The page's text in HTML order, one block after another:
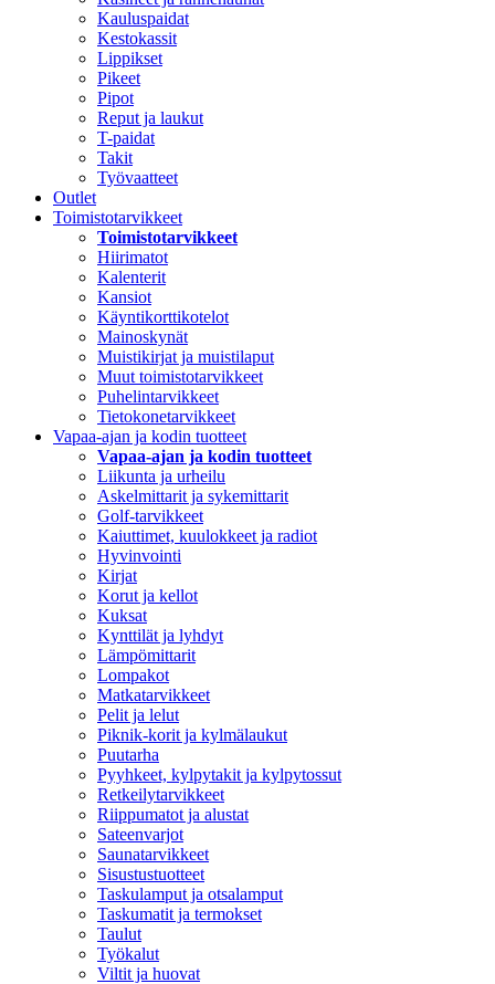
Kauluspaidat
Kestokassit
Lippikset
Pikeet
Pipot
Reput ja laukut
T-paidat
Takit
Työvaatteet
Outlet
Toimistotarvikkeet
Toimistotarvikkeet
Hiirimatot
Kalenterit
Kansiot
Käyntikorttikotelot
Mainoskynät
Muistikirjat ja muistilaput
Muut toimistotarvikkeet
Puhelintarvikkeet
Tietokonetarvikkeet
Vapaa-ajan ja kodin tuotteet
Vapaa-ajan ja kodin tuotteet
Liikunta ja urheilu
Askelmittarit ja sykemittarit
Golf-tarvikkeet
Kaiuttimet, kuulokkeet ja radiot
Hyvinvointi
Kirjat
Korut ja kellot
Kuksat
Kynttilät ja lyhdyt
Lämpömittarit
Lompakot
Matkatarvikkeet
Pelit ja lelut
Piknik-korit ja kylmälaukut
Puutarha
Pyyhkeet, kylpytakit ja kylpytossut
Retkeilytarvikkeet
Riippumatot ja alustat
Sateenvarjot
Saunatarvikkeet
Sisustustuotteet
Taskulamput ja otsalamput
Taskumatit ja termokset
Taulut
Työkalut
Viltit ja huovat